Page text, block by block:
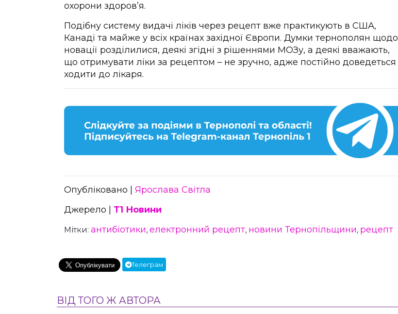
охорони здоровʼя.
Подібну систему видачі ліків через рецепт вже практикують в США,
Канаді та майже у всіх країнах західної Європи. Думки тернополян щодо
новації розділилися, деякі згідні з рішеннями МОЗу, а деякі вважають,
що отримувати ліки за рецептом – не зручно, адже постійно доведеться
ходити до лікаря.
Опубліковано | Ярослава Світла
Джерело | Т1 Новини
Мітки: антибіотики, електронний рецепт, новини Тернопільщини, рецепт
Телеграм
ВІД ТОГО Ж АВТОРА